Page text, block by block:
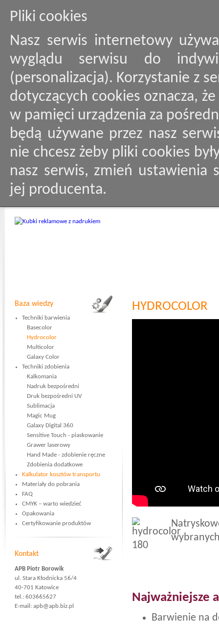
Pliki cookies
Nasz serwis internetowy
wyglądu serwisu do
(personalizacja). Korzystanie z
dotyczących cookies oznacza,
w pamięci urządzenia za
będą używane przez nasz
nie chcesz żeby pliki cookies
nasz serwis, zmień ustawienia
jej producenta.
Baza wiedzy
Techniki barwienia
Basecolor
Hydrocolor
Multicolor
Galaxy Color
Techniki zdobienia
Kalkomania
Nadruk bezpośredni
Druk bezpośredni UV
Sublimacja
Magic Mug
Galaxy Digital 360
Sensitive Touch - piaskowanie
Grawer laserowy
Hand Made - zdobienie ręczne
Zdobienia dodatkowe
Kalkulator kosztów transportu
Materiały do pobrania
FAQ
CMYK – warto wiedzieć
Opakowania
Certyfikowanie produktów
Kontakt
APB Piotr Borowik
ul. Stara Kłodnicka 56/4
40-701 Katowice
tel.: 603665627
E-mail: apb@apb.biz.pl
HYDROCOLOR
Najważniejsze
Barwienie na